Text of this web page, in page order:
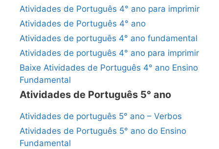
Atividades de Português 4° ano para imprimir
Atividades de Português 4° ano
Atividades de português 4° ano fundamental
Atividades de português 4° ano para imprimir
Baixe Atividades de Português 4° ano Ensino
Fundamental
Atividades de Português 5° ano
Atividades de português 5° ano – Verbos
Atividades de Português 5° ano do Ensino
Fundamental